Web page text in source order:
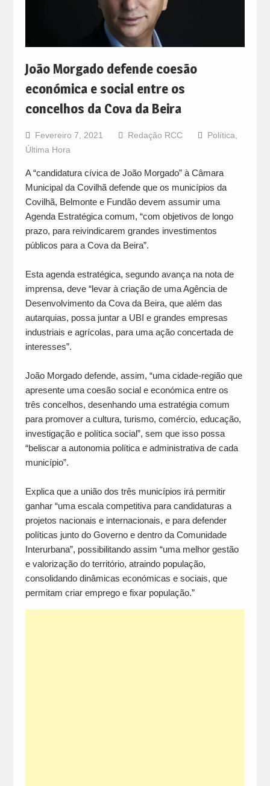
João Morgado defende coesão
económica e social entre os
concelhos da Cova da Beira
Fevereiro 7, 2021 Redação RCC Política
Última Hora
A “candidatura cívica de João Morgado” à Câmara
Municipal da Covilhã defende que os municípios da
Covilhã, Belmonte e Fundão devem assumir uma
Agenda Estratégica comum, “com objetivos de longo
prazo, para reivindicarem grandes investimentos
públicos para a Cova da Beira”.
Esta agenda estratégica, segundo avança na nota de
imprensa, deve “levar à criação de uma Agência de
Desenvolvimento da Cova da Beira, que além das
autarquias, possa juntar a UBI e grandes empresas
industriais e agrícolas, para uma ação concertada de
interesses”.
João Morgado defende, assim, “uma cidade-região que
apresente uma coesão social e económica entre os
três concelhos, desenhando uma estratégia comum
para promover a cultura, turismo, comércio, educação,
investigação e política social”, sem que isso possa
“beliscar a autonomia política e administrativa de cada
município”.
Explica que a união dos três municípios irá permitir
ganhar “uma escala competitiva para candidaturas a
projetos nacionais e internacionais, e para defender
políticas junto do Governo e dentro da Comunidade
Interurbana”, possibilitando assim “uma melhor gestão
e valorização do território, atraindo população,
consolidando dinâmicas económicas e sociais, que
permitam criar emprego e fixar população.”